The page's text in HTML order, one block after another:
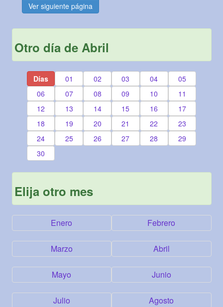
Ver siguiente página
Otro día de Abril
Días 01 02 03 04
05
06
07 08 09 10
11
12
13 14 15 16
17
18
19 20 21 22
23
24
25 26 27 28
29
30
Elija otro mes
Enero Febrero
Marzo Abril
Mayo Junio
Julio Agosto